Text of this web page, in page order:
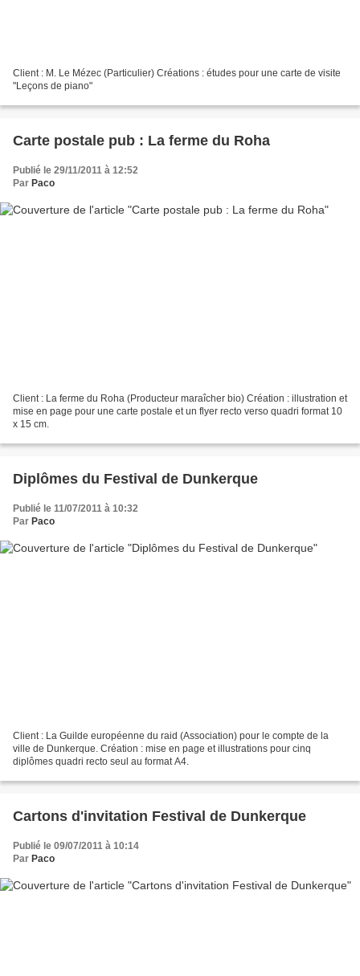
Client : M. Le Mézec (Particulier) Créations : études pour une carte de visite
"Leçons de piano"
Carte postale pub : La ferme du Roha
Publié le 29/11/2011 à 12:52
Par Paco
Client : La ferme du Roha (Producteur maraîcher bio) Création : illustration et
mise en page pour une carte postale et un flyer recto verso quadri format 10
x 15 cm.
Diplômes du Festival de Dunkerque
Publié le 11/07/2011 à 10:32
Par Paco
Client : La Guilde européenne du raid (Association) pour le compte de la
ville de Dunkerque. Création : mise en page et illustrations pour cinq
diplômes quadri recto seul au format A4.
Cartons d'invitation Festival de Dunkerque
Publié le 09/07/2011 à 10:14
Par Paco